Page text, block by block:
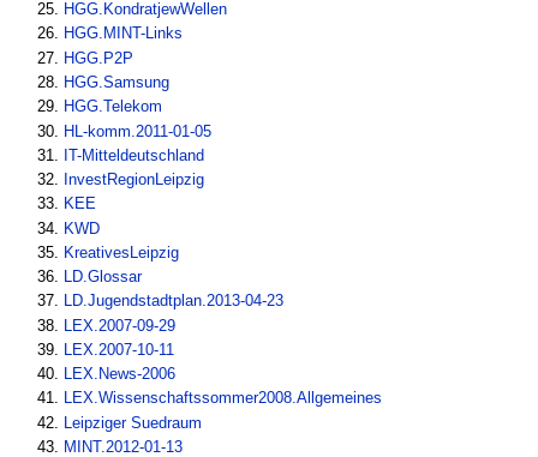
HGG.KondratjewWellen
HGG.MINT-Links
HGG.P2P
HGG.Samsung
HGG.Telekom
HL-komm.2011-01-05
IT-Mitteldeutschland
InvestRegionLeipzig
KEE
KWD
KreativesLeipzig
LD.Glossar
LD.Jugendstadtplan.2013-04-23
LEX.2007-09-29
LEX.2007-10-11
LEX.News-2006
LEX.Wissenschaftssommer2008.Allgemeines
Leipziger Suedraum
MINT.2012-01-13